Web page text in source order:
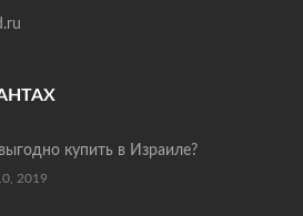
купить в Израиле?
2019